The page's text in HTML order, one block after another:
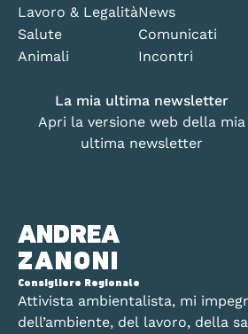
ANDREA
ZANONI
Consigliere Regionale
Attivista ambientalista, mi
dell’ambiente, del lavoro, della
Lavoro & Legalità
Salute
Animali
News
Comunicati
Incontri
La mia ultima newsletter
Apri la versione web della mia
ultima newsletter